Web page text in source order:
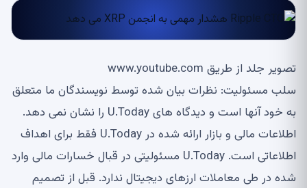
تصویر جلد از طریق www.youtube.com
سلب مسئولیت: نظرات بیان شده توسط نویسندگان ما متعلق
به خود آنها است و دیدگاه های U.Today را نشان نمی دهد.
اطلاعات مالی و بازار ارائه شده در U.Today فقط برای اهداف
اطلاعاتی است. U.Today مسئولیتی در قبال خسارات مالی وارد
شده در طی معاملات ارزهای دیجیتال ندارد. قبل از تصمیم